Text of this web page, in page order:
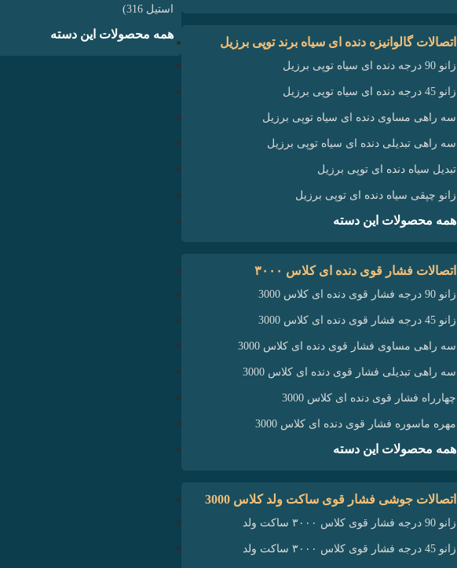
استیل 316)
همه محصولات این دسته
اتصالات گالوانیزه دنده ای سیاه برند توپی برزیل
زانو 90 درجه دنده ای سیاه توپی برزیل
زانو 45 درجه دنده ای سیاه توپی برزیل
سه راهی مساوی دنده ای سیاه توپی برزیل
سه راهی تبدیلی دنده ای سیاه توپی برزیل
تبدیل سیاه دنده ای توپی برزیل
زانو چپقی سیاه دنده ای توپی برزیل
همه محصولات این دسته
اتصالات فشار قوی دنده ای کلاس ۳۰۰۰
زانو 90 درجه فشار قوی دنده ای کلاس 3000
زانو 45 درجه فشار قوی دنده ای کلاس 3000
سه راهی مساوی فشار قوی دنده ای کلاس 3000
سه راهی تبدیلی فشار قوی دنده ای کلاس 3000
چهارراه فشار قوی دنده ای کلاس 3000
مهره ماسوره فشار قوی دنده‌ ای کلاس 3000
همه محصولات این دسته
اتصالات جوشی فشار قوی ساکت ولد کلاس 3000
زانو 90 درجه فشار قوی کلاس ۳۰۰۰ ساکت ولد
زانو 45 درجه فشار قوی کلاس ۳۰۰۰ ساکت ولد